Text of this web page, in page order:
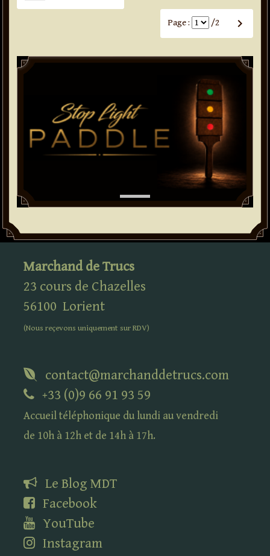
Page : /2 keyboard_arrow_right
Paddle
Marchand de Trucs
23 cours de Chazelles
56100 Lorient
(Nous reçevons uniquement surRDV)
contact@marchanddetrucs.com
+33 (0)9 66 91 93 59
Accueil téléphonique du lundi au vendredi
de 10h à 12h et de 14h à 17h.
Le Blog MDT
Facebook
YouTube
Instagram